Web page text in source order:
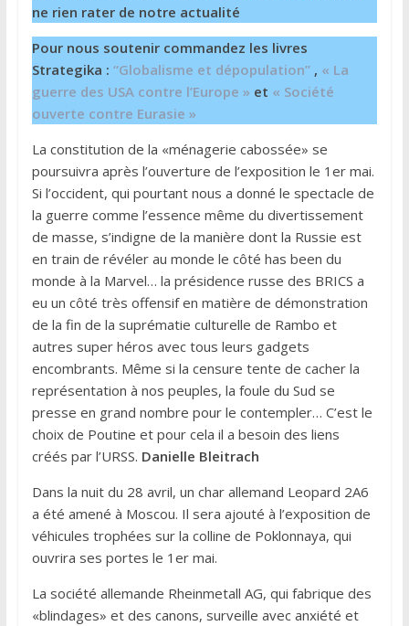
ne rien rater de notre actualité
Pour nous soutenir commandez les livres
Strategika : “Globalisme et dépopulation”, « La
guerre des USA contre l’Europe » et « Société
ouverte contre Eurasie »
La constitution de la «ménagerie cabossée» se
poursuivra après l’ouverture de l’exposition le 1er mai.
Si l’occident, qui pourtant nous a donné le spectacle de
la guerre comme l’essence même du divertissement
de masse, s’indigne de la manière dont la Russie est
en train de révéler au monde le côté has been du
monde à la Marvel… la présidence russe des BRICS a
eu un côté très offensif en matière de démonstration
de la fin de la suprématie culturelle de Rambo et
autres super héros avec tous leurs gadgets
encombrants. Même si la censure tente de cacher la
représentation à nos peuples, la foule du Sud se
presse en grand nombre pour le contempler… C’est le
choix de Poutine et pour cela il a besoin des liens
créés par l’URSS. Danielle Bleitrach
Dans la nuit du 28 avril, un char allemand Leopard 2A6
a été amené à Moscou. Il sera ajouté à l’exposition de
véhicules trophées sur la colline de Poklonnaya, qui
ouvrira ses portes le 1er mai.
La société allemande Rheinmetall AG, qui fabrique des
«blindages» et des canons, surveille avec anxiété et